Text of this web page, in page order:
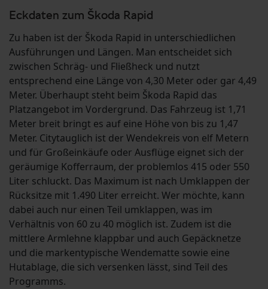
Eckdaten zum Škoda Rapid
Zu haben ist der Škoda Rapid in unterschiedlichen
Ausführungen und Längen. Man entscheidet sich
zwischen Schräg- und Fließheck und nutzt
entsprechend eine Länge von 4,30 Meter oder gar 4,49
Meter. Überhaupt steht beim Škoda Rapid das
Platzangebot im Vordergrund. Das Fahrzeug ist 1,71
Meter breit bringt es auf eine Höhe von bis zu 1,47
Meter. Citytauglich ist der Wendekreis von elf Metern
und für Großeinkäufe oder Ausflüge eignet sich der
geräumige Kofferraum, der problemlos 415 oder 550
Liter schluckt. Das Maximum ist nach Umklappen der
Rücksitze mit 1.490 Liter erreicht. Wer möchte, kann
dabei auch nur einen Teil umklappen, was im
Verhältnis von 60 zu 40 möglich ist. Zudem ist die
mittlere Armlehne klappbar und auch Gepäcknetze
und die markentypische Wendematte sowie eine
Hutablage, die sich versenken lässt, sind Teil des
Programms.